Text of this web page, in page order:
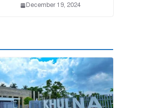
December 19, 2024